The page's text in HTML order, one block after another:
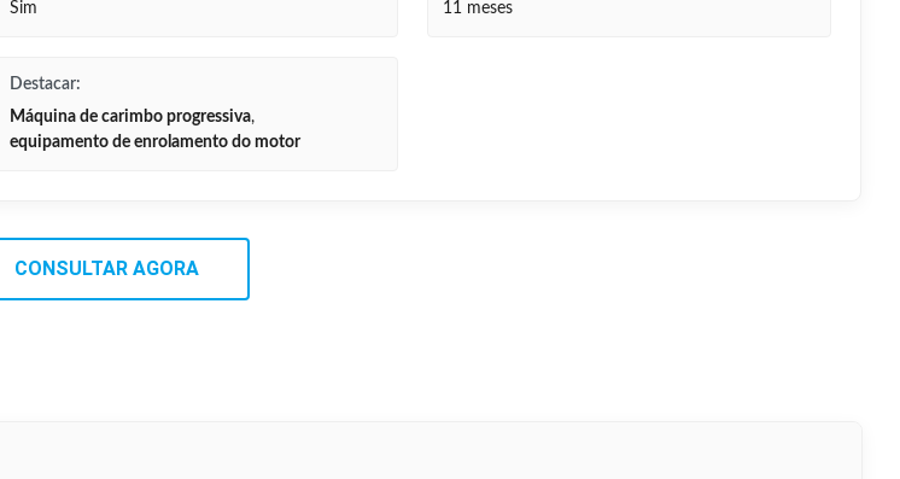
Sim 11 meses
Destacar:
Máquina de carimbo progressiva,
equipamento de enrolamento do motor
CONSULTAR AGORA